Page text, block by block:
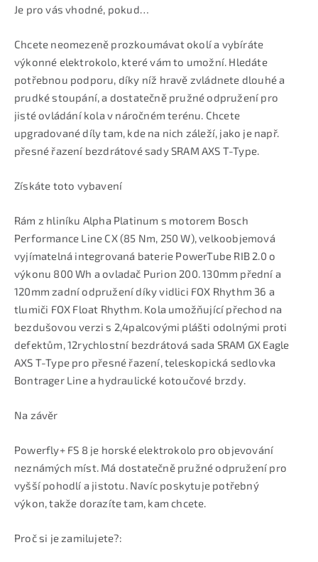
Je pro vás vhodné, pokud…
Chcete neomezeně prozkoumávat okolí a vybíráte
výkonné elektrokolo, které vám to umožní. Hledáte
potřebnou podporu, díky níž hravě zvládnete dlouhé a
prudké stoupání, a dostatečně pružné odpružení pro
jisté ovládání kola v náročném terénu. Chcete
upgradované díly tam, kde na nich záleží, jako je např.
přesné řazení bezdrátové sady SRAM AXS T-Type.
Získáte toto vybavení
Rám z hliníku Alpha Platinum s motorem Bosch
Performance Line CX (85 Nm, 250 W), velkoobjemová
vyjímatelná integrovaná baterie PowerTube RIB 2.0 o
výkonu 800 Wh a ovladač Purion 200. 130mm přední a
120mm zadní odpružení díky vidlici FOX Rhythm 36 a
tlumiči FOX Float Rhythm. Kola umožňující přechod na
bezdušovou verzi s 2,4palcovými plášti odolnými proti
defektům, 12rychlostní bezdrátová sada SRAM GX Eagle
AXS T-Type pro přesné řazení, teleskopická sedlovka
Bontrager Line a hydraulické kotoučové brzdy.
Na závěr
Powerfly+ FS 8 je horské elektrokolo pro objevování
neznámých míst. Má dostatečně pružné odpružení pro
vyšší pohodlí a jistotu. Navíc poskytuje potřebný
výkon, takže dorazíte tam, kam chcete.
Proč si je zamilujete?: